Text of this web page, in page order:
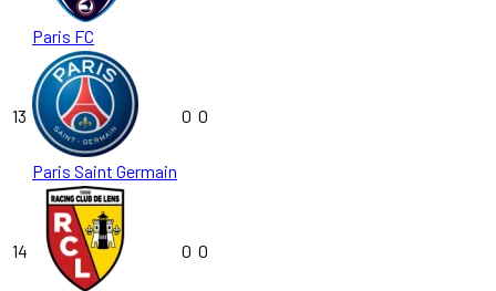
Paris FC
13
Paris Saint Germain
0 0
14 0 0